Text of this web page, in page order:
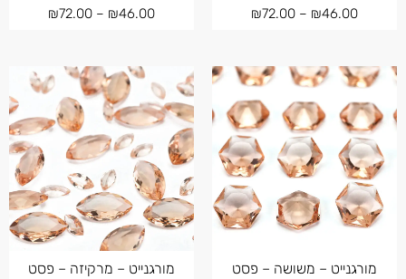
₪46.00
–
₪72.00
₪46.00
–
₪72.00
מורגנייט – משושה – פסט מורגנייט – מרקיזה – פסט